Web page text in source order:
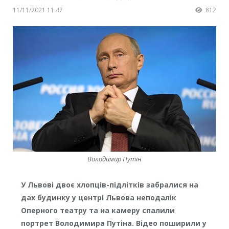
11/11/2021 11:47 812
Володимир Путін
У Львові двоє хлопців-підлітків забралися на
дах будинку у центрі Львова неподалік
Оперного театру та на камеру спалили
портрет Володимира Путіна. Відео поширили у